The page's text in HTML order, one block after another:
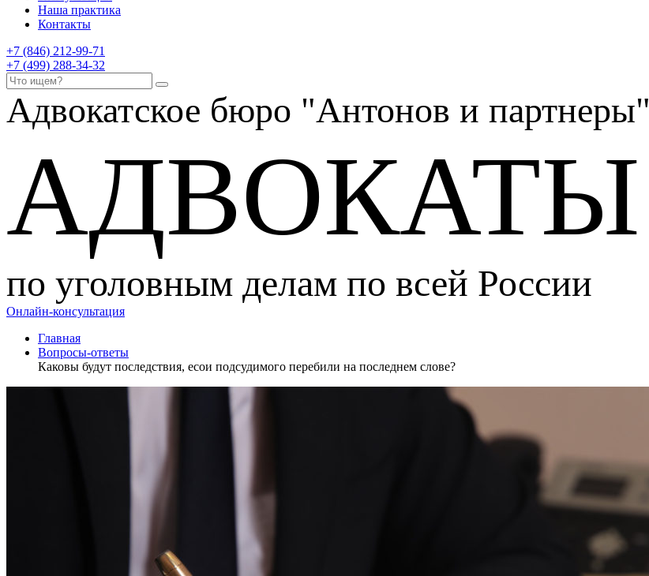
Наша практика
Контакты
+7 (846) 212-99-71
+7 (499) 288-34-32
Адвокатское бюро "Антонов и партнеры"
АДВОКАТЫ
по уголовным делам по всей России
Онлайн-консультация
Главная
Вопросы-ответы
Каковы будут последствия, есои подсудимого перебили на последнем слове?